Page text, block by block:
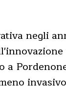
negli
a